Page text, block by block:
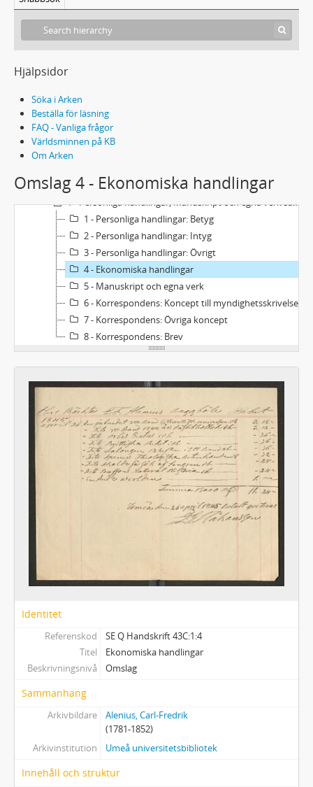
Hjälpsidor
Söka i Arken
Beställa för läsning
FAQ - Vanliga frågor
Världsminnen på KB
Om Arken
Omslag 4 - Ekonomiska handlingar
Handskrift 43C - Carl Fredrik Alenius arkiv
1 - Personliga handlingar, Manuskript och egna verk samt korrespondens
1 - Personliga handlingar: Betyg
2 - Personliga handlingar: Intyg
3 - Personliga handlingar: Övrigt
4 - Ekonomiska handlingar
5 - Manuskript och egna verk
6 - Korrespondens: Koncept till myndighetsskrivelser
7 - Korrespondens: Övriga koncept
8 - Korrespondens: Brev
Identitet
Referenskod
SE Q Handskrift 43C:1:4
Titel
Ekonomiska handlingar
Beskrivningsnivå
Omslag
Sammanhang
Arkivbildare
Alenius, Carl-Fredrik
(1781-1852)
Arkivinstitution
Umeå universitetsbibliotek
Innehåll och struktur